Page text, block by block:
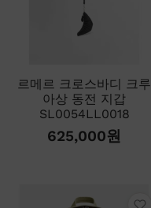
르메르 크로스바디 크루
아상 동전 지갑
SL0054LL0018
625,000원